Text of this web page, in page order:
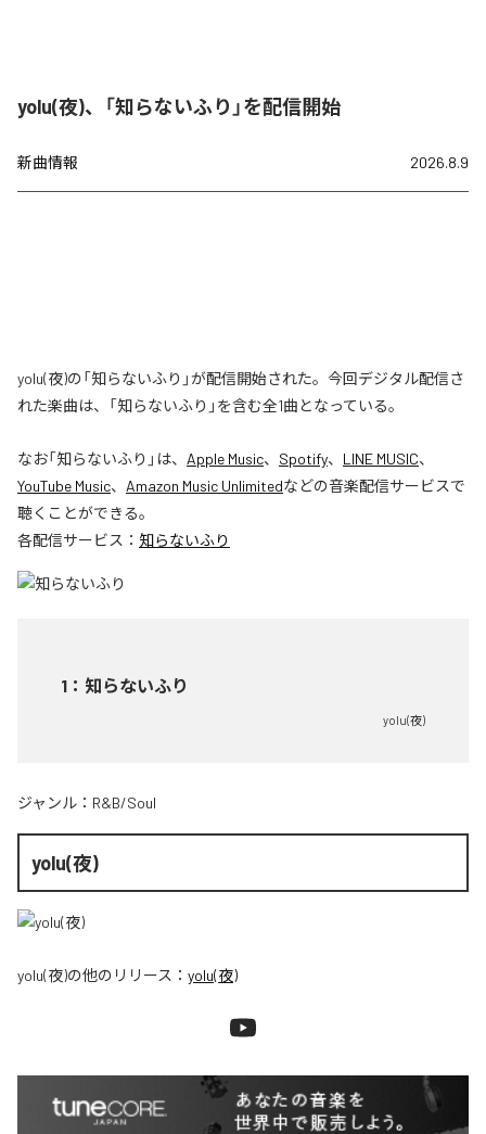
yolu(夜)、「知らないふり」を配信開始
新曲情報 2026.8.9
yolu(夜)の「知らないふり」が配信開始された。今回デジタル配信さ
れた楽曲は、「知らないふり」を含む全1曲となっている。
なお「知らないふり 」は、 Apple Music、 Spotify、 LINE MUSIC、
YouTube Music、 Amazon Music Unlimitedなどの音楽配信サービスで
聴くことができる。
各配信サービス： 知らないふり
1 ： 知らないふり
yolu(夜)
ジャンル： R&B/Soul
yolu(夜)
yolu(夜)の他のリリース： yolu(夜)